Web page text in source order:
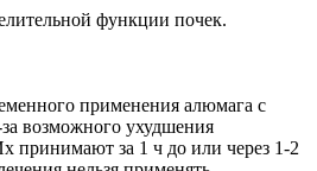
функции почек.
применения алюмага с
возможного ухудшения
принимают за 1 ч до или через 1-2